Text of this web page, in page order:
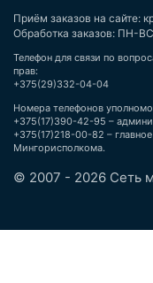
Приём заказов на сайте:
Обработка заказов: ПН-
Телефон для связи по
прав:
+375(29)332-04-04
Номера телефонов
+375(17)390-42-95 –
+375(17)218-00-82 –
Мингорисполкома.
© 2007 - 2026 Сеть